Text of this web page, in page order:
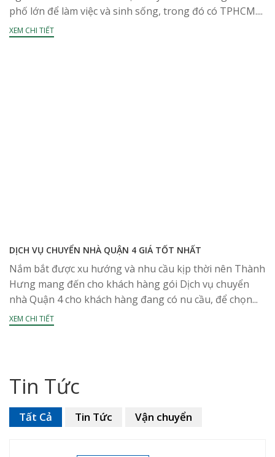
phố lớn để làm việc và sinh sống, trong đó có TPHCM....
XEM CHI TIẾT
DỊCH VỤ CHUYỂN NHÀ QUẬN 4 GIÁ TỐT NHẤT
Nắm bắt được xu hướng và nhu cầu kịp thời nên Thành
Hưng mang đến cho khách hàng gói Dịch vụ chuyển
nhà Quận 4 cho khách hàng đang có nu cầu, để chọn...
XEM CHI TIẾT
Tin Tức
Tất Cả Tin Tức Vận chuyển